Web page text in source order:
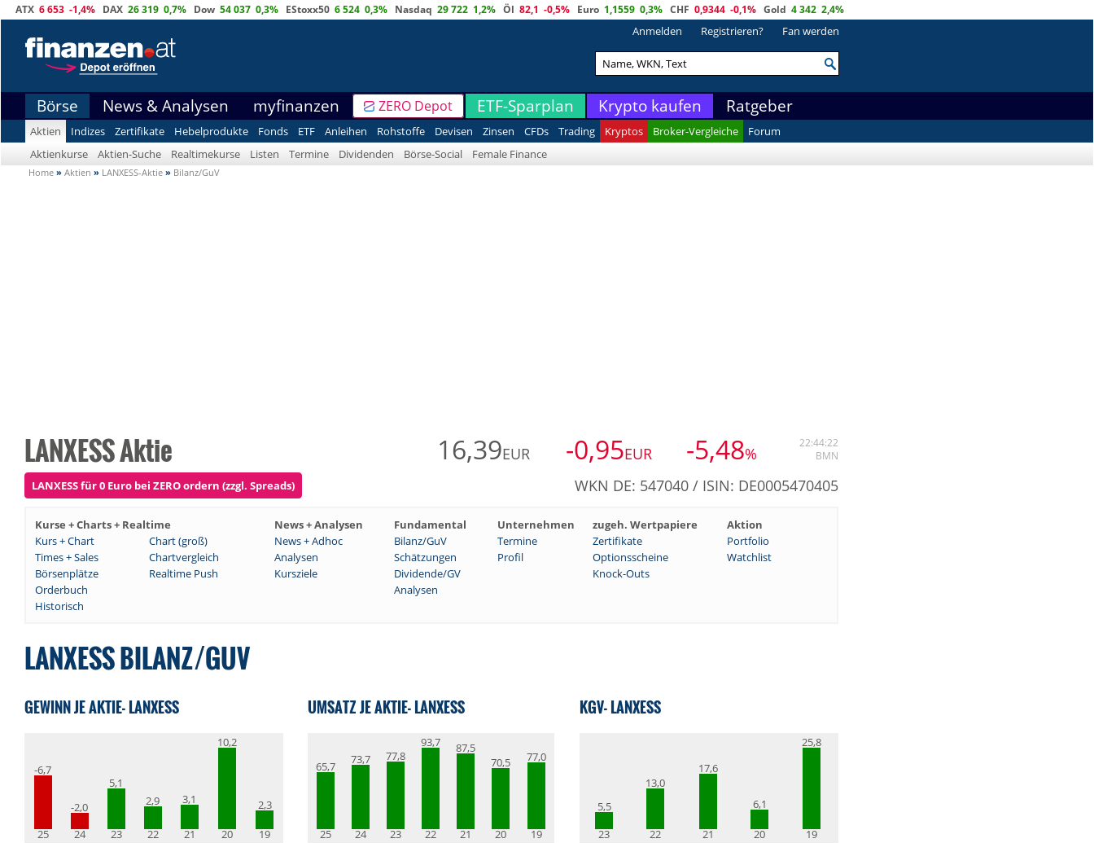
ATX 6 653 -1,4% DAX 26 319 0,7% Dow 54 037 0,3% EStoxx50 6 524 0,3% Nasdaq 29 722 1,2% Öl 82,1 -0,5% Euro 1,1559 0,3% CHF 0,9344 -0,1% Gold 4 342 2,4%
Anmelden Registrieren? Fan werden
Börse News & Analysen myfinanzen ZERO Depot ETF-Sparplan Krypto kaufen Ratgeber
Aktien Indizes Zertifikate Hebelprodukte Fonds ETF Anleihen Rohstoffe Devisen Zinsen CFDs Trading Kryptos Broker-Vergleiche
Forum
Aktienkurse
Aktien-Suche Realtimekurse Listen Termine Dividenden Börse-Social Female Finance
Home » Aktien » LANXESS-Aktie » Bilanz/GuV
LANXESS Aktie 16,39EUR -0,95EUR -5,48%
22:44:22
BMN
LANXESS für 0 Euro bei ZERO ordern (zzgl. Spreads) WKN DE: 547040 / ISIN: DE0005470405
Kurse + Charts + Realtime News + Analysen Fundamental Unternehmen zugeh. Wertpapiere
Aktion
Kurs + Chart
Chart (groß) News + Adhoc Bilanz/GuV Termine Zertifikate
Portfolio
Times + Sales
Chartvergleich Analysen Schätzungen Profil Optionsscheine
Watchlist
Börsenplätze
Realtime Push Kursziele Dividende/GV
Knock-Outs
Orderbuch
Analysen
Historisch
LANXESS BILANZ/GUV
GEWINN JE AKTIE- LANXESS
-6,7
25
-2,0
24
5,1
23
2,9
22
3,1
21
10,2
20
2,3
19
UMSATZ JE AKTIE- LANXESS
65,7
25
73,7
24
77,8
23
93,7
22
87,5
21
70,5
20
77,0
19
KGV- LANXESS
5,5
23
13,0
22
17,6
21
6,1
20
25,8
19